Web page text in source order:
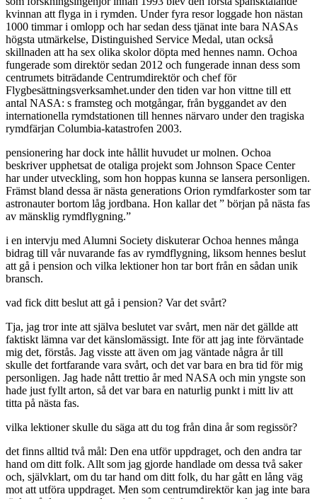
kvinnan att flyga in i rymden. Under fyra resor loggade hon nästan
1000 timmar i omlopp och har sedan dess tjänat inte bara NASAs
högsta utmärkelse, Distinguished Service Medal, utan också
skillnaden att ha sex olika skolor döpta med hennes namn. Ochoa
fungerade som direktör sedan 2012 och fungerade innan dess som
centrumets biträdande Centrumdirektör och chef för
Flygbesättningsverksamhet.under den tiden var hon vittne till ett
antal NASA: s framsteg och motgångar, från byggandet av den
internationella rymdstationen till hennes närvaro under den tragiska
rymdfärjan Columbia-katastrofen 2003.
pensionering har dock inte hållit huvudet ur molnen. Ochoa
beskriver upphetsat de otaliga projekt som Johnson Space Center
har under utveckling, som hon hoppas kunna se lansera personligen.
Främst bland dessa är nästa generations Orion rymdfarkoster som tar
astronauter bortom låg jordbana. Hon kallar det ” början på nästa fas
av mänsklig rymdflygning.”
i en intervju med Alumni Society diskuterar Ochoa hennes många
bidrag till vår nuvarande fas av rymdflygning, liksom hennes beslut
att gå i pension och vilka lektioner hon tar bort från en sådan unik
bransch.
vad fick ditt beslut att gå i pension? Var det svårt?
Tja, jag tror inte att själva beslutet var svårt, men när det gällde att
faktiskt lämna var det känslomässigt. Inte för att jag inte förväntade
mig det, förstås. Jag visste att även om jag väntade några år till
skulle det fortfarande vara svårt, och det var bara en bra tid för mig
personligen. Jag hade nått trettio år med NASA och min yngste son
hade just fyllt arton, så det var bara en naturlig punkt i mitt liv att
titta på nästa fas.
vilka lektioner skulle du säga att du tog från dina år som regissör?
det finns alltid två mål: Den ena utför uppdraget, och den andra tar
hand om ditt folk. Allt som jag gjorde handlade om dessa två saker
och, självklart, om du tar hand om ditt folk, du har gått en lång väg
mot att utföra uppdraget. Men som centrumdirektör kan jag inte bara